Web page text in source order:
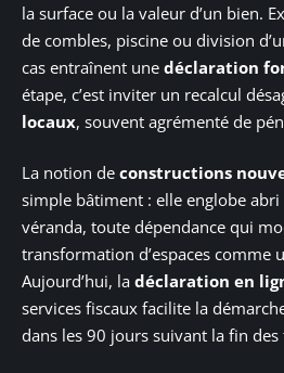
la surface ou la valeur d’un bien.
de combles, piscine ou division
cas entraînent une déclaration
étape, c’est inviter un recalcul
locaux, souvent agrémenté de
La notion de constructions
simple bâtiment : elle englobe abri
véranda, toute dépendance qui
transformation d’espaces comme
Aujourd’hui, la déclaration en
services fiscaux facilite la
dans les 90 jours suivant la fin des